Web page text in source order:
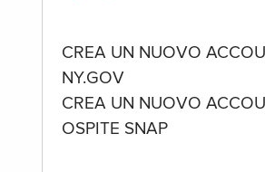
CREA UN NUOVO
NY.GOV
CREA UN NUOVO
OSPITE SNAP